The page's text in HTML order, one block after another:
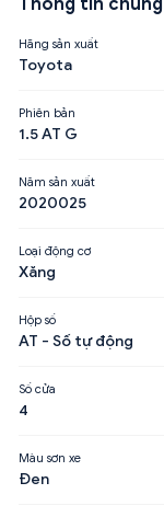
Hãng sản xuất
Toyota
Phiên bản
1.5 AT G
Năm sản xuất
2020025
Loại động cơ
Xăng
Hộp số
AT - Số tự động
Số cửa
4
Màu sơn xe
Đen